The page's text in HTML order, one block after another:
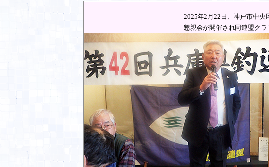
2025年2 月 22 日、神戸市中央
懇親会が開催され同連盟ク